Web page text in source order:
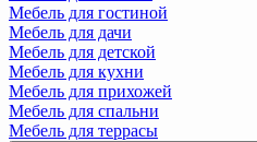
Мебель для гостиной
Мебель для дачи
Мебель для детской
Мебель для кухни
Мебель для прихожей
Мебель для спальни
Мебель для террасы